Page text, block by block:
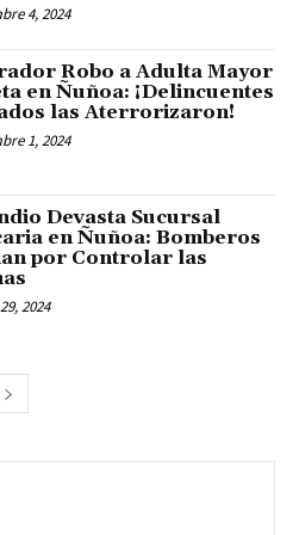
4, 2024
Robo a Adulta Mayor
en Ñuñoa: ¡Delincuentes
las Aterrorizaron!
1, 2024
Devasta Sucursal
en Ñuñoa: Bomberos
por Controlar las
2024